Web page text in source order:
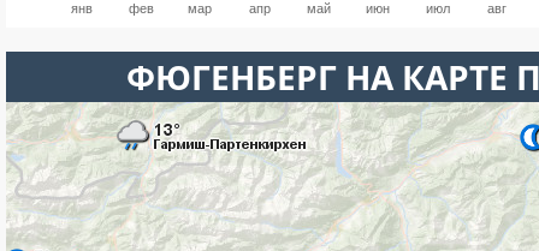
янв фев мар апр май июн июл авг
ФЮГЕНБЕРГ НА КАРТЕ